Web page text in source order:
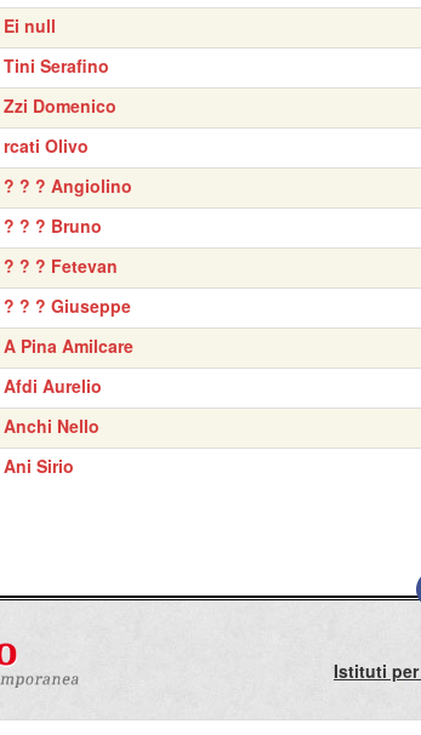
Ei null
Tini Serafino
Zzi Domenico
rcati Olivo
? ? ? Angiolino
? ? ? Bruno
? ? ? Fetevan
? ? ? Giuseppe
A Pina Amilcare
Afdi Aurelio
Anchi Nello
Ani Sirio
Istituti per